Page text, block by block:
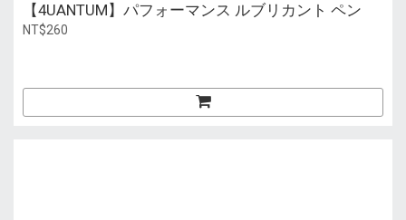
【4UANTUM】パフォーマンス ルブリカント ペン
NT$260